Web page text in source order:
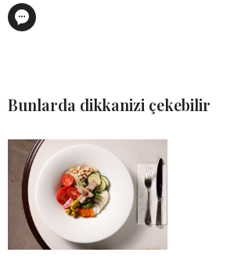
Bunlarda dikkanizi çekebilir